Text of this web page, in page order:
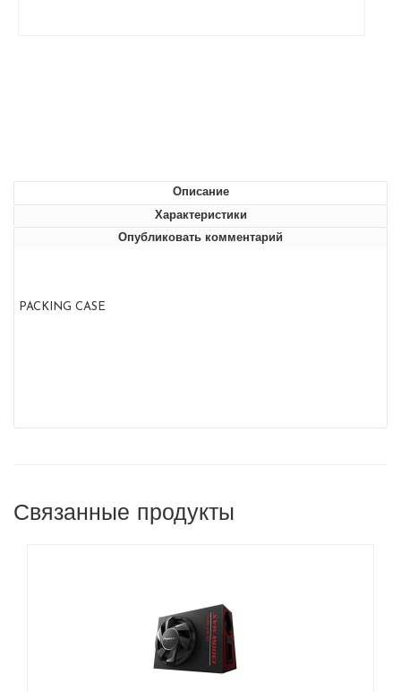
Описание
Характеристики
Опубликовать комментарий
PACKING CASE
Связанные продукты